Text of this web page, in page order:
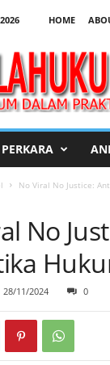
HOME
PERKARA
No Viral No Justice:
No
28/11/2024 0